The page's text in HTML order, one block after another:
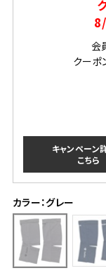
会
クーポ
キャンペーン
こちら
カラー：グレー